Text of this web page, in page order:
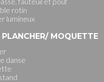
rotin
lumineux
MOQUETTE
danse